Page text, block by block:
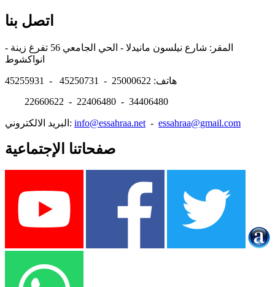
اتصل بنا
المقر: شارع نيلسون مانيدلا - الحي الجامعي 56 تفرغ زينة -
هاتف: 25000622 - 45250731 - 45255931
22660622 - 22406480 - 34406480
البريد الالكتروني: info@essahraa.net - essahraa@gmail.com
صفحاتنا الإجتماعية